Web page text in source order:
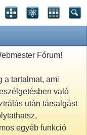
Fórum!
a tartalmat, ami
való
után társalgást
egyéb funkció